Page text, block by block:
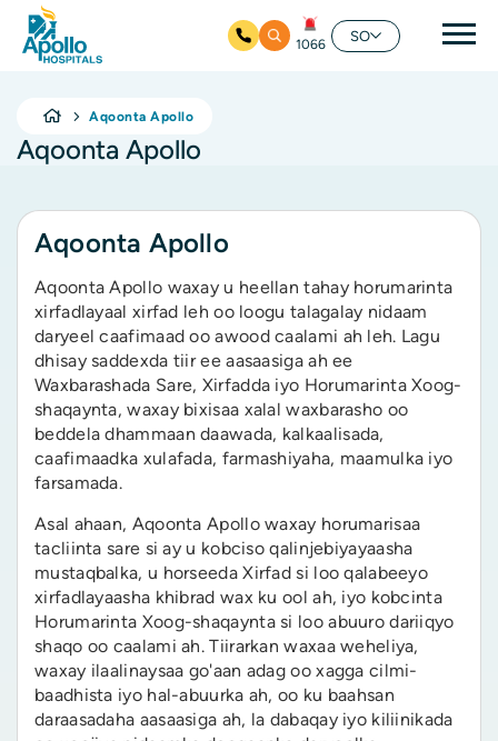
1066
SO
Aqoonta Apollo
Aqoonta Apollo
Aqoonta Apollo
Aqoonta Apollo waxay u heellan tahay horumarinta
xirfadlayaal xirfad leh oo loogu talagalay nidaam
daryeel caafimaad oo awood caalami ah leh. Lagu
dhisay saddexda tiir ee aasaasiga ah ee
Waxbarashada Sare, Xirfadda iyo Horumarinta Xoog-
shaqaynta, waxay bixisaa xalal waxbarasho oo
beddela dhammaan daawada, kalkaalisada,
caafimaadka xulafada, farmashiyaha, maamulka iyo
farsamada.
Asal ahaan, Aqoonta Apollo waxay horumarisaa
tacliinta sare si ay u kobciso qalinjebiyayaasha
mustaqbalka, u horseeda Xirfad si loo qalabeeyo
xirfadlayaasha khibrad wax ku ool ah, iyo kobcinta
Horumarinta Xoog-shaqaynta si loo abuuro dariiqyo
shaqo oo caalami ah. Tiirarkan waxaa weheliya,
waxay ilaalinaysaa go'aan adag oo xagga cilmi-
baadhista iyo hal-abuurka ah, oo ku baahsan
daraasadaha aasaasiga ah, la dabaqay iyo kiliinikada